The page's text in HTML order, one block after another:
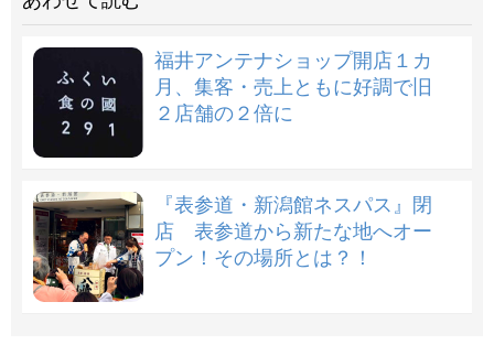
福井アンテナショップ開店１カ
月、集客・売上ともに好調で旧
２店舗の２倍に
『表参道・新潟館ネスパス』閉
店 表参道から新たな地へオー
プン！その場所とは？！